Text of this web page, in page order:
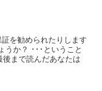
を勧められたりします
うか？ ･･･ということ
まで読んだあなたは